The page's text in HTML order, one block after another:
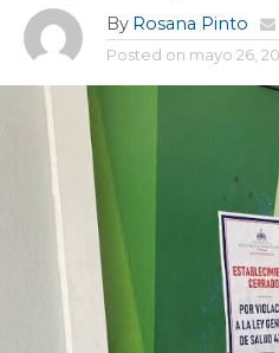
By Rosana Pinto
Posted on mayo 26,